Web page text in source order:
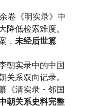
卷《明实录》中
降低检索难度。
， 未经后世篡
朝实录中的中国
关系双向记录。
《清实录・邻国
朝关系史料完整